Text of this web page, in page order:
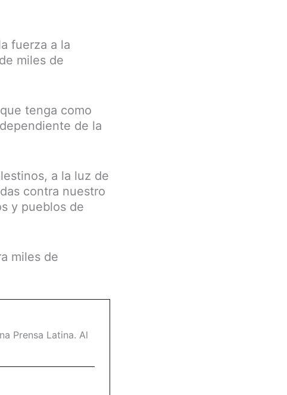
fuerza a la
miles de
tenga como
de la
a la luz de
contra nuestro
y pueblos de
miles de
Prensa Latina. Al